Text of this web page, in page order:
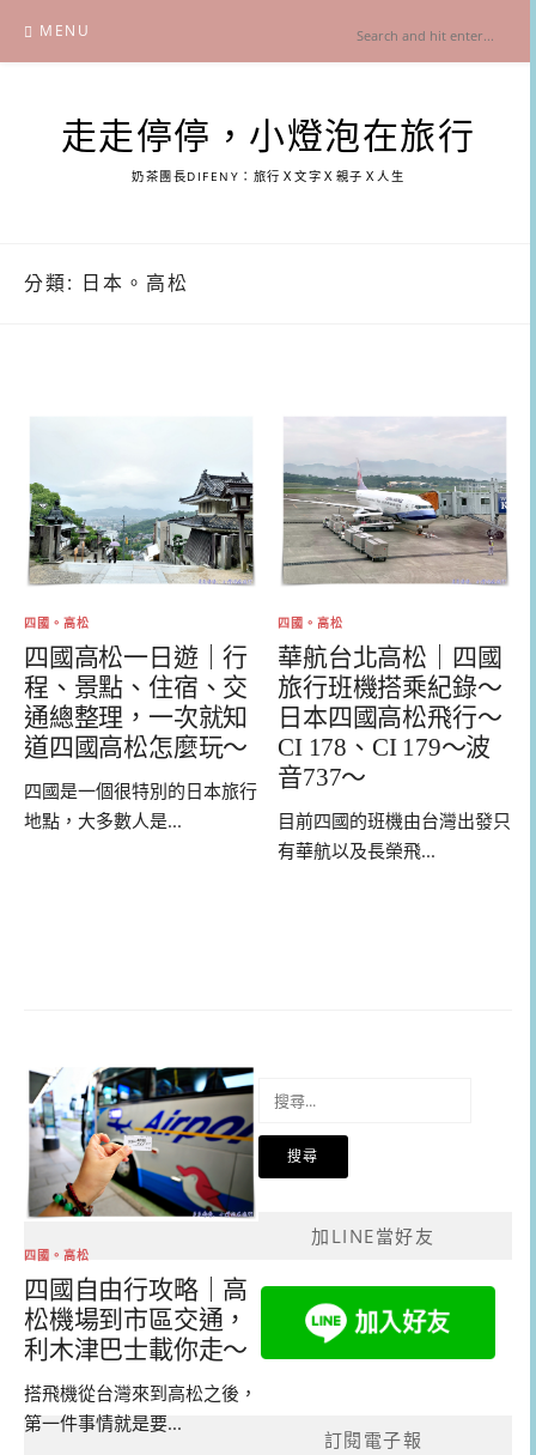
content
MENU
走走停停，小燈泡在旅行
奶茶團長DIFENY：旅行Ｘ文字Ｘ親子Ｘ人生
分類: 日本。高松
四國。高松
四國高松一日遊｜行
程、景點、住宿、交
通總整理，一次就知
道四國高松怎麼玩～
四國是一個很特別的日本旅行
地點，大多數人是...
四國。高松
華航台北高松｜四國
旅行班機搭乘紀錄～
日本四國高松飛行～
CI 178、CI 179～波
音737～
目前四國的班機由台灣出發只
有華航以及長榮飛...
四國。高松
四國自由行攻略｜高
松機場到市區交通，
利木津巴士載你走～
搭飛機從台灣來到高松之後，
第一件事情就是要...
關
加LINE當好友
訂閱電子報